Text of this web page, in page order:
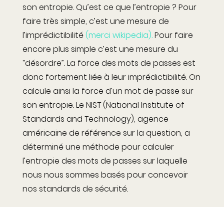
son entropie. Qu’est ce que l’entropie ? Pour
faire très simple, c’est une mesure de
l’imprédictibilité(merci wikipedia).Pour faire
encore plus simple c’est une mesure du
“désordre”. La force des mots de passes est
donc fortement liée à leur imprédictibilité. On
calcule ainsi la force d’un mot de passe sur
son entropie. Le NIST (National Institute of
Standards and Technology), agence
américaine de référence sur la question, a
déterminé une méthode pour calculer
l’entropie des mots de passes sur laquelle
nous nous sommes basés pour concevoir
nos standards de sécurité.